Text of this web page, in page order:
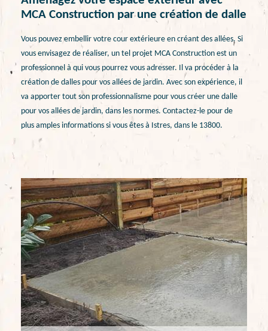
MCA Construction par une création de dalle
Vous pouvez embellir votre cour extérieure en créant des allées. Si
vous envisagez de réaliser, un tel projet MCA Construction est un
professionnel à qui vous pourrez vous adresser. Il va procéder à la
création de dalles pour vos allées de jardin. Avec son expérience, il
va apporter tout son professionnalisme pour vous créer une dalle
pour vos allées de jardin, dans les normes. Contactez-le pour de
plus amples informations si vous êtes à Istres, dans le 13800.